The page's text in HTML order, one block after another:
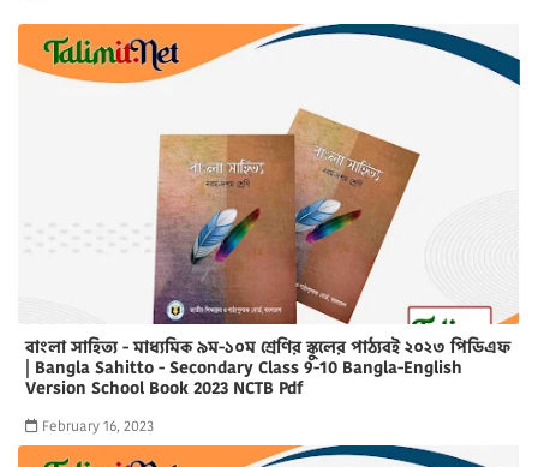
বাংলা সাহিত্য - মাধ্যমিক ৯ম-১০ম শ্রেণির স্কুলের পাঠ্যবই ২০২৩ পিডিএফ
| Bangla Sahitto - Secondary Class 9-10 Bangla-English
Version School Book 2023 NCTB Pdf
February 16, 2023